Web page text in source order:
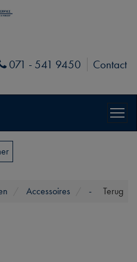
Phone
071 - 541 9450
Contact
Terug
Accessoires -